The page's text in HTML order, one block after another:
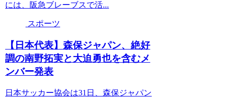
には、阪急ブレーブスで活...
スポーツ
【日本代表】森保ジャパン、絶好
調の南野拓実と大迫勇也を含むメ
ンバー発表
日本サッカー協会は31日、森保ジャパン